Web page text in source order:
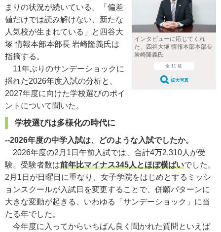
インタビューに応じてくれ
た、四谷大塚 情報本部本部長
岩崎隆義氏
全 11 枚
拡大写真
まりの状況が続いている。「偏差
値だけでは読み解けない、新たな
人気校が生まれている」と四谷大
塚 情報本部本部長 岩崎隆義氏は
指摘する。
11年ぶりのサンデーショックに
揺れた2026年度入試の分析と、
2027年度に向けた学校選びのポイ
ントについて聞いた。
学校選びは多様化の時代に
--2026年度の中学入試は、どのような入試でしたか。
2026年度の2月1日午前入試では、合計4万2,310人が受
験。受験者数は前年比マイナス345人とほぼ横ばいでした。
2月1日が日曜日に重なり、女子学院をはじめとするミッシ
ョンスクールが入試日を変更することで、併願パターンに
大きな変動が起きる、いわゆる「サンデーショック」に当
たる年でした。
今年度に入ってからいちばん良く聞かれた質問といえば